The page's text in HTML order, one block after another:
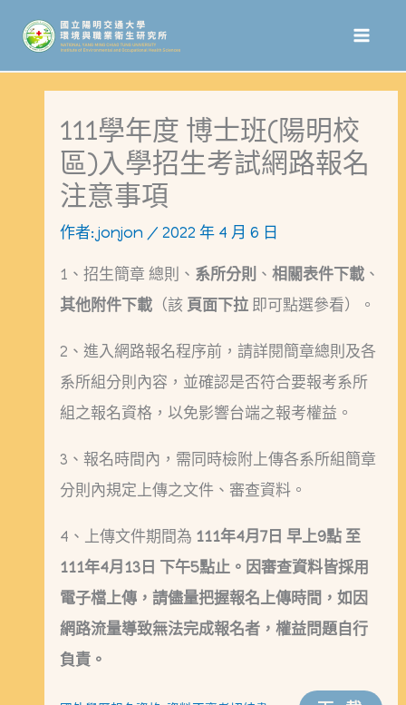
主
111學年度 博士班(陽明校
區)入學招生考試網路報名
注意事項
作者:jonjon /2022 年 4 月 6 日
1、招生簡章 總則、 系所分則 、相關表件下載 、
其他附件下載 （該 頁面下拉 即可點選參看）。
2、進入網路報名程序前，請詳閱簡章總則及各
系所組分則內容，並確認是否符合要報考系所
組之報名資格，以免影響台端之報考權益。
3、報名時間內，需同時檢附上傳各系所組簡章
分則內規定上傳之文件、審查資料。
4、上傳文件期間為 111年4月7日 早上9點 至
111年4月13日 下午5點止。因審查資料皆採用
電子檔上傳，請儘量把握報名上傳時間，如因
網路流量導致無法完成報名者，權益問題自行
負責。